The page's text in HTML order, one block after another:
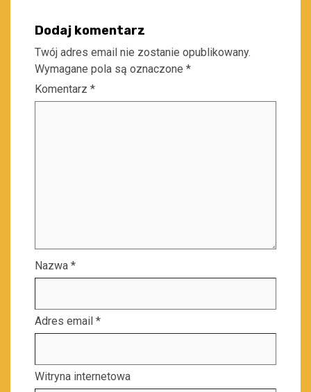
Dodaj komentarz
Twój adres email nie zostanie opublikowany.
Wymagane pola są oznaczone *
Komentarz *
Nazwa *
Adres email *
Witryna internetowa